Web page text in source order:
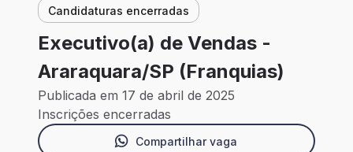
Candidaturas encerradas
Executivo(a) de Vendas -
Araraquara/SP (Franquias)
Publicada em 17 de abril de 2025
Inscrições encerradas
Compartilhar vaga